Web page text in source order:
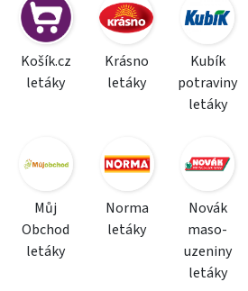
Košík.cz
letáky
Krásno
letáky
Kubík
potraviny
letáky
Můj
Obchod
letáky
Norma
letáky
Novák
maso-
uzeniny
letáky